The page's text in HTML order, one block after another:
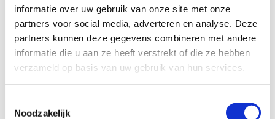
informatie over uw gebruik van onze site met onze
partners voor social media, adverteren en analyse. Deze
partners kunnen deze gegevens combineren met andere
informatie die u aan ze heeft verstrekt of die ze hebben
verzameld op basis van uw gebruik van hun services.
Noodzakelijk
AAV GPA
MPA
Stichting